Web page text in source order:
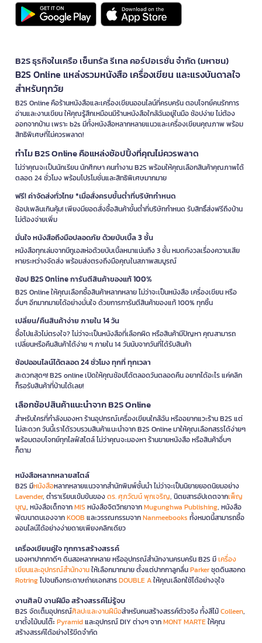
B2S ธุรกิจในเครือ เซ็นทรัล รีเทล คอร์ปอเรชั่น จำกัด (มหาชน)
B2S Online แหล่งรวมหนังสือ เครื่องเขียน และแรงบันดาลใจ
สำหรับทุกวัย
B2S Online คือร้านหนังสือและเครื่องเขียนออนไลน์ที่ครบครัน ตอบโจทย์คนรักการ
อ่านและงานเขียน ให้คุณรู้สึกเหมือนมีร้านหนังสือใกล้ฉันอยู่ในมือ ช้อปง่าย ไม่ต้อง
ออกจากบ้าน เพราะ b2s มีทั้งหนังสือหลากหลายแนวและเครื่องเขียนคุณภาพ พร้อม
สิทธิพิเศษที่ไม่ควรพลาด!
ทำไม B2S Online คือแหล่งช้อปปิ้งที่คุณไม่ควรพลาด
ไม่ว่าคุณจะเป็นนักเรียน นักศึกษา คนทำงาน B2S พร้อมให้คุณเลือกสินค้าคุณภาพได้
ตลอด 24 ชั่วโมง พร้อมโปรโมชั่นและสิทธิพิเศษมากมาย
ฟรี! ค่าจัดส่งทั่วไทย *เมื่อสั่งครบขั้นต่ำที่บริษัทกำหนด
ช้อปเพลินเกินคุ้ม! เพียงมียอดสั่งซื้อสินค้าขั้นต่ำที่บริษัทกำหนด รับสิทธิ์ส่งฟรีถึงบ้าน
ไม่ต้องจ่ายเพิ่ม
มั่นใจ หนังสือถึงมือปลอดภัย ด้วยบับเบิ้ล 3 ชั้น
หนังสือทุกเล่มจากบีทูเอสห่อด้วยบับเบิ้ลหนาแน่นถึง 3 ชั้น หมดกังวลเรื่องความเสีย
หายระหว่างจัดส่ง พร้อมส่งตรงถึงมือคุณในสภาพสมบูรณ์
ช้อป B2S Online การันตีสินค้าของแท้ 100%
B2S Online ให้คุณเลือกซื้อสินค้าหลากหลาย ไม่ว่าจะเป็นหนังสือ เครื่องเขียน หรือ
อื่นๆ อีกมากมายได้อย่างมั่นใจ ด้วยการการันตีสินค้าของแท้ 100% ทุกชิ้น
เปลี่ยน/คืนสินค้าง่าย ภายใน 14 วัน
ซื้อไปแล้วไม่ตรงใจ? ไม่ว่าจะเป็นหนังสือที่เลือกผิด หรือสินค้ามีปัญหา คุณสามารถ
เปลี่ยนหรือคืนสินค้าได้ง่าย ๆ ภายใน 14 วันนับจากวันที่ได้รับสินค้า
ช้อปออนไลน์ได้ตลอด 24 ชั่วโมง ทุกที่ ทุกเวลา
สะดวกสุดๆ! B2S online เปิดให้คุณช้อปได้ตลอดวันตลอดคืน อยากได้อะไร แค่คลิก
ก็รอรับสินค้าที่บ้านได้เลย!
เลือกช้อปสินค้าแนะนำจาก B2S Online
สำหรับใครที่กำลังมองหา ร้านอุปกรณ์เครื่องเขียนใกล้ฉัน หรืออยากแวะร้าน B2S แต่
ไม่สะดวก วันนี้เราได้รวบรวมสินค้าแนะนำจาก B2S Online มาให้คุณเลือกสรรได้ง่ายๆ
พร้อมตอบโจทย์ทุกไลฟ์สไตล์ ไม่ว่าคุณจะมองหา ร้านขายหนังสือ หรือสินค้าอื่นๆ
ก็ตาม
หนังสือหลากหลายสไตล์
B2S มีหนังสือหลากหลายแนวจากสำนักพิมพ์ชั้นนำ ไม่ว่าจะเป็นนิยายยอดนิยมอย่าง
Lavender, ตำราเรียนเข้มข้นของดร. ศุภวัฒน์ พุกเจริญ, นิตยสารอัปเดตจากเพ็ญ
บุญ, หนังสือเด็กจากMIS หนังสือจิตวิทยาจากMugunghwa Publishing, หนังสือ
พัฒนาตนเองจากKOOB และวรรณกรรมจากNanmeebooks ทั้งหมดนี้สามารถซื้อ
ออนไลน์ได้อย่างง่ายดายเพียงคลิกเดียว
เครื่องเขียนคู่ใจ ทุกการสร้างสรรค์
มองหาปากกาดีๆ ดินสอหลากหลาย หรืออุปกรณ์สำนักงานครบครัน B2S มีเครื่อง
เขียนและอุปกรณ์สำนักงานให้เลือกมากมาย ตั้งแต่ปากกาลูกลื่นParkerชุดดินสอกด
Rotringไปจนถึงกระดาษถ่ายเอกสารDOUBLE Aให้คุณเลือกใช้ได้อย่างจุใจ
งานศิลป์ งานฝีมือ สร้างสรรค์ไม่รู้จบ
B2S จัดเต็มอุปกรณ์ศิลปะและงานฝีมือสำหรับคนสร้างสรรค์ตัวจริง ทั้งสีไม้Colleen,
ขาตั้งไม้บนโต๊ะPyramidและอุปกรณ์ DIY ต่างๆ จากMONT MARTEให้คุณ
สร้างสรรค์ได้อย่างไร้ขีดจำกัด